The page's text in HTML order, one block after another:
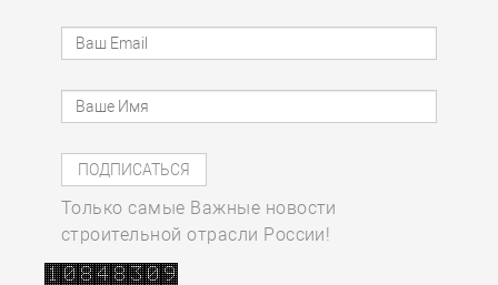
Только самые Важные новости
строительной отрасли России!